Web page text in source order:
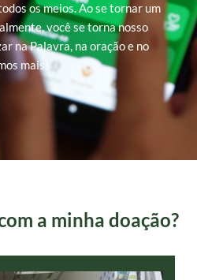
os meios. Ao se tornar um
você se torna nosso
na Palavra, na oração e no
mais!
a minha doação?